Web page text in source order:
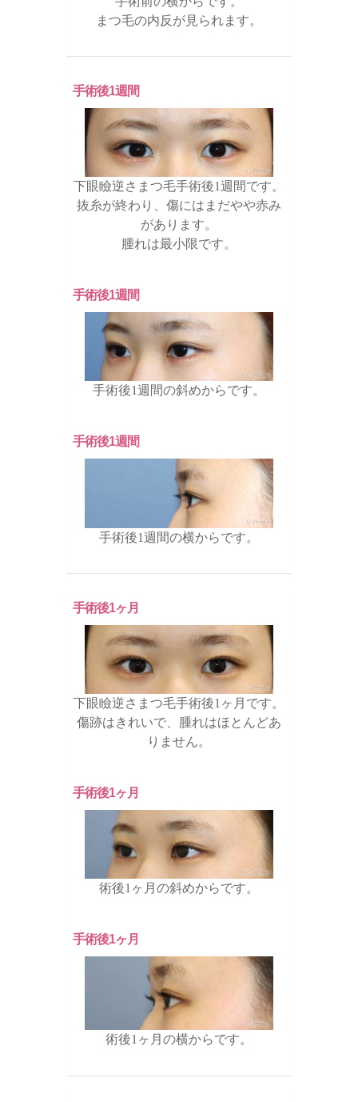
まつ毛の内反が見られます。
手術後1週間
下眼瞼逆さまつ毛手術後1週間です。
抜糸が終わり、傷にはまだやや赤み
があります。
腫れは最小限です。
手術後1週間
手術後1週間の斜めからです。
手術後1週間
手術後1週間の横からです。
手術後1ヶ月
下眼瞼逆さまつ毛手術後1ヶ月です。
傷跡はきれいで、腫れはほとんどあ
りません。
手術後1ヶ月
術後1ヶ月の斜めからです。
手術後1ヶ月
術後1ヶ月の横からです。